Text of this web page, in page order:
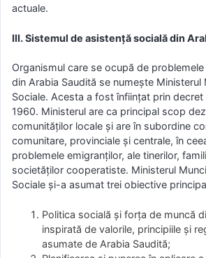
actuale.
III. Sistemul de asistență socială din
Organismul care se ocupă de
din Arabia Saudită se numește Ministerul
Sociale. Acesta a fost înființat prin decret
1960. Ministerul are ca principal scop
comunităților locale și are în subordine
comunitare, provinciale și centrale, în
problemele emigranților, ale tinerilor,
societăților cooperatiste. Ministerul
Sociale și-a asumat trei obiective
Politica socială și forța de muncă
inspirată de valorile, principiile și
asumate de Arabia Saudită;